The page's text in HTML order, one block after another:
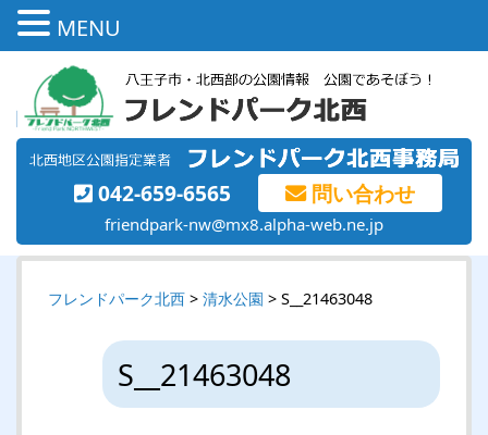
042-659-6565 問い合わせ
friendpark-nw@mx8.alpha-web.ne.jp
フレンドパーク北西 > 清水公園 > S__21463048
S__21463048
MENU